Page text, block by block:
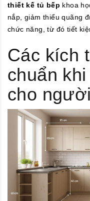
thiết kế tủ bếp khoa
nắp, giảm thiểu quãng
chức năng, từ đó tiết
Các kích
chuẩn
cho